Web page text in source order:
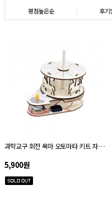
평점높은순 후기
과학교구 회전 목마 오토마타 키트 자체설명서
5,900원